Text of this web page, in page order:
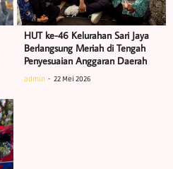
HUT ke-46 Kelurahan Sari Jaya
Berlangsung Meriah di Tengah
Penyesuaian Anggaran Daerah
admin 22 Mei 2026